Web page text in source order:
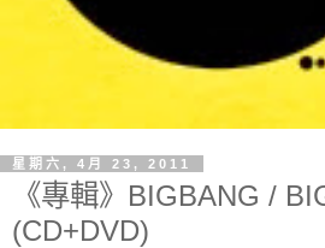
星期六, 4月 23, 2011
《專輯》BIGBANG /
(CD+DVD)